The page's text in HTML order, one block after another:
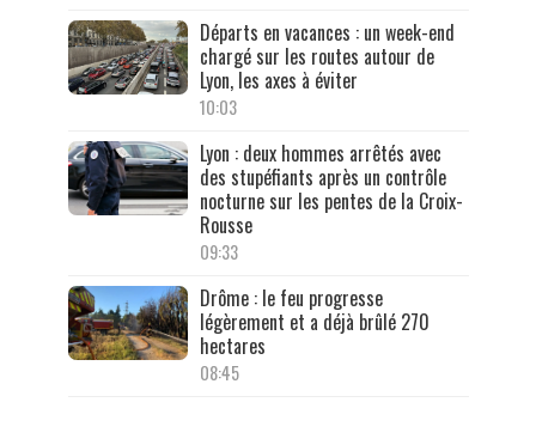
Départs en vacances : un week-end
chargé sur les routes autour de
Lyon, les axes à éviter
10:03
Lyon : deux hommes arrêtés avec
des stupéfiants après un contrôle
nocturne sur les pentes de la Croix-
Rousse
09:33
Drôme : le feu progresse
légèrement et a déjà brûlé 270
hectares
08:45